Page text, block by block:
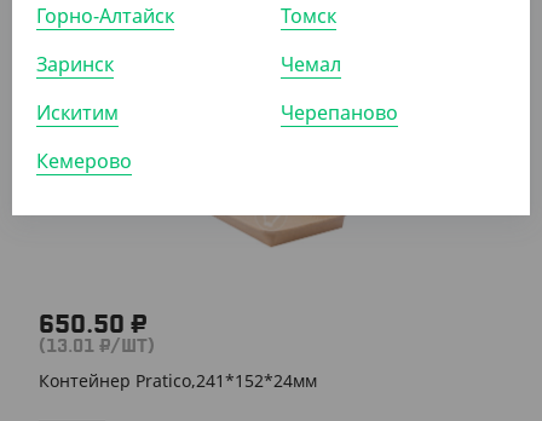
УП (50)
АРТ. 33172
650.50 ₽
(13.01 ₽/ШТ)
Контейнер Pratico,241*152*24мм
Горно-Алтайск
Заринск
Искитим
Кемерово
Томск
Чемал
Черепаново